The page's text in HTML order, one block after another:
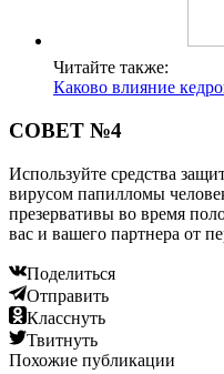
Читайте также:
Каково влияние
СОВЕТ №4
Используйте средства
вирусом папилломы
презервативы во время
вас и вашего партнера от
Поделиться
Отправить
Класснуть
Твитнуть
Похожие публикации